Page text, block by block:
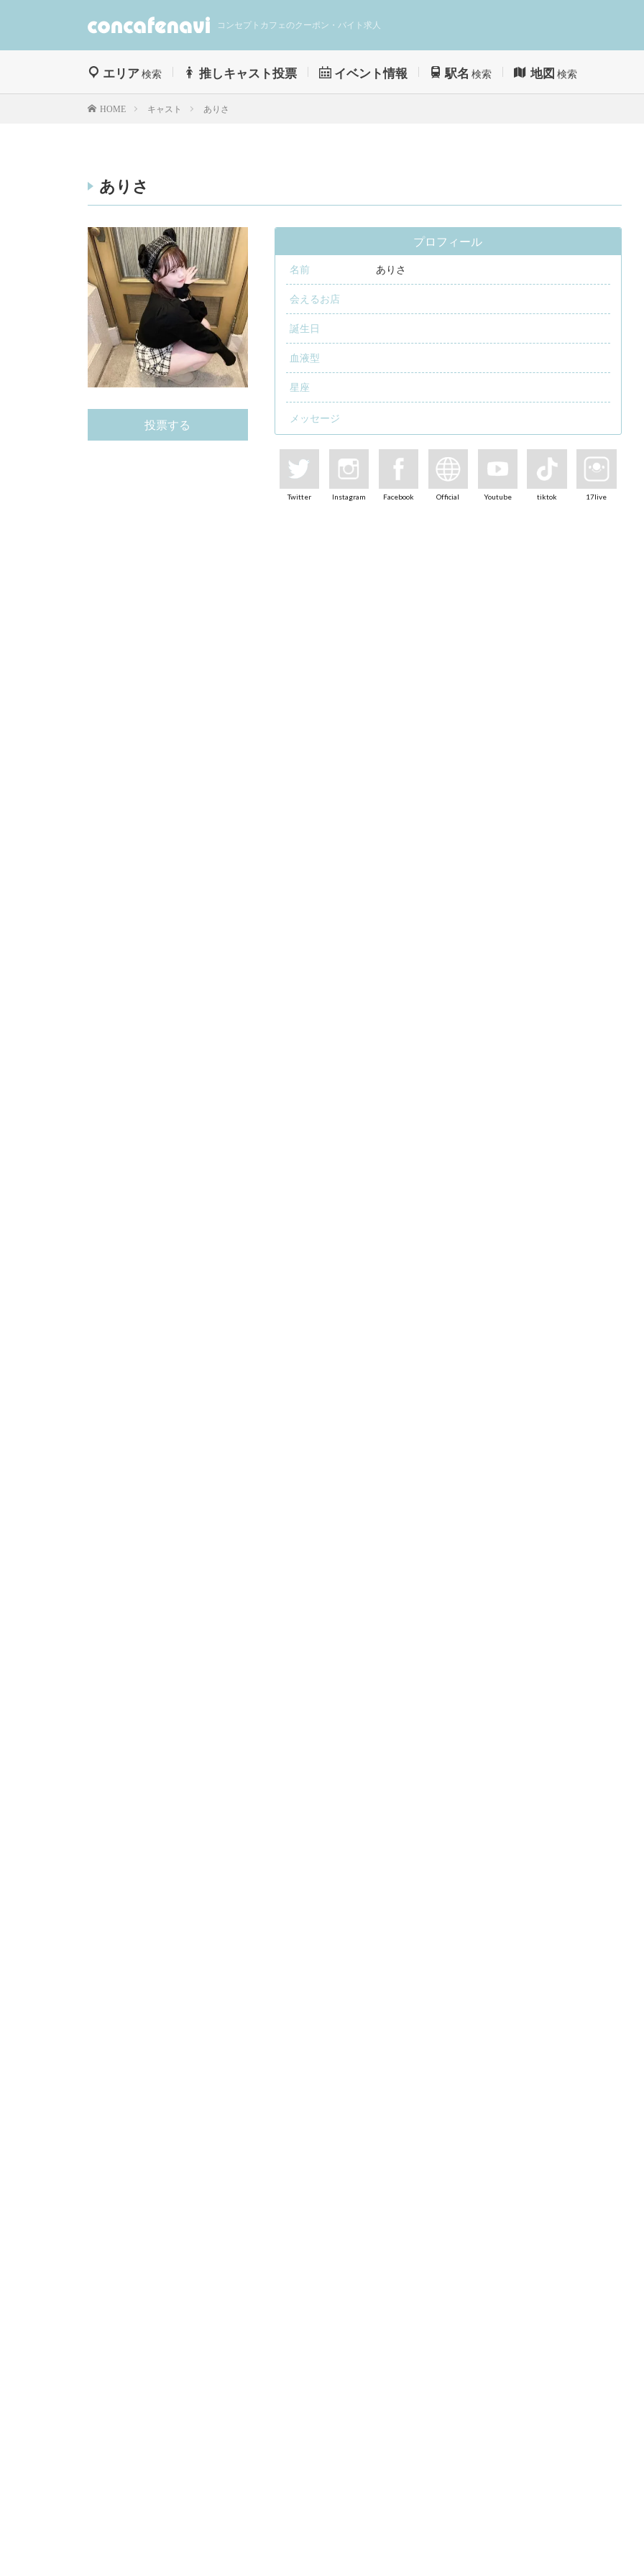
コンセプトカフェのクーポン・バイト求人
エリア検索 推しキャスト投票 イベント情報 駅名 検索 地図 検索
HOME キャスト ありさ
ありさ
投票する
プロフィール
名前 ありさ
会えるお店
誕生日
血液型
星座
メッセージ
Twitter Instagram Facebook Official Youtube tiktok 17live